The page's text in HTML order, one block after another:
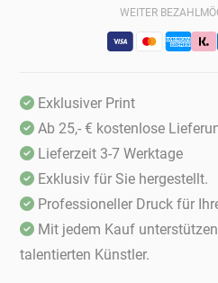
WEITER
Exklusiver Print
Ab 25,- € kostenlose
Lieferzeit 3-7 Werktage
Exklusiv für Sie hergestellt.
Professioneller Druck für
Mit jedem Kauf
talentierten Künstler.